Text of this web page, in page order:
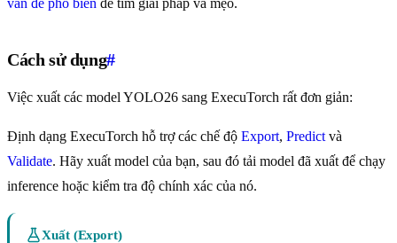
Cách sử dụng#
Việc xuất các model YOLO26 sang ExecuTorch rất đơn giản:
Định dạng ExecuTorch hỗ trợ các chế độ Export, Predict và
Validate. Hãy xuất model của bạn, sau đó tải model đã xuất để chạy
inference hoặc kiểm tra độ chính xác của nó.
Xuất (Export)